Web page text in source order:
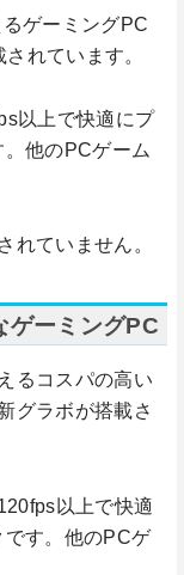
るゲーミングPC
れています。
以上で快適にプ
他のPCゲーム
れていません。
ゲーミングPC
るコスパの高い
グラボが搭載さ
以上で快適
です。他のPCゲ